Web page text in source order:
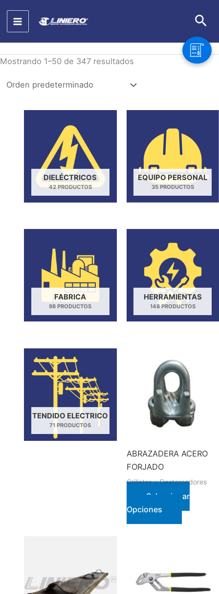
contenido
Mostrando 1–50 de 347 resultados
DIELÉCTRICOS
42 PRODUCTOS
EQUIPO PERSONAL
35 PRODUCTOS
FABRICA
98 PRODUCTOS
HERRAMIENTAS
148 PRODUCTOS
TENDIDO ELECTRICO
71 PRODUCTOS
ABRAZADERA ACERO
FORJADO
Grilletes y Destorcedores
Seleccionar
Opciones
Este
producto
Las
opciones